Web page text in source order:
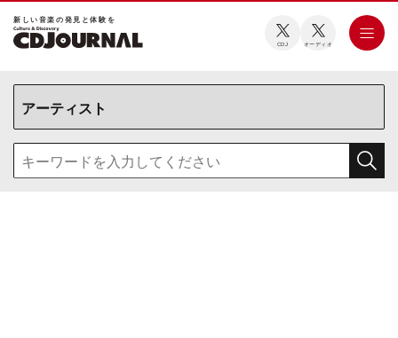
新しい⾳楽の発⾒と体験を
CDJ オーディオ